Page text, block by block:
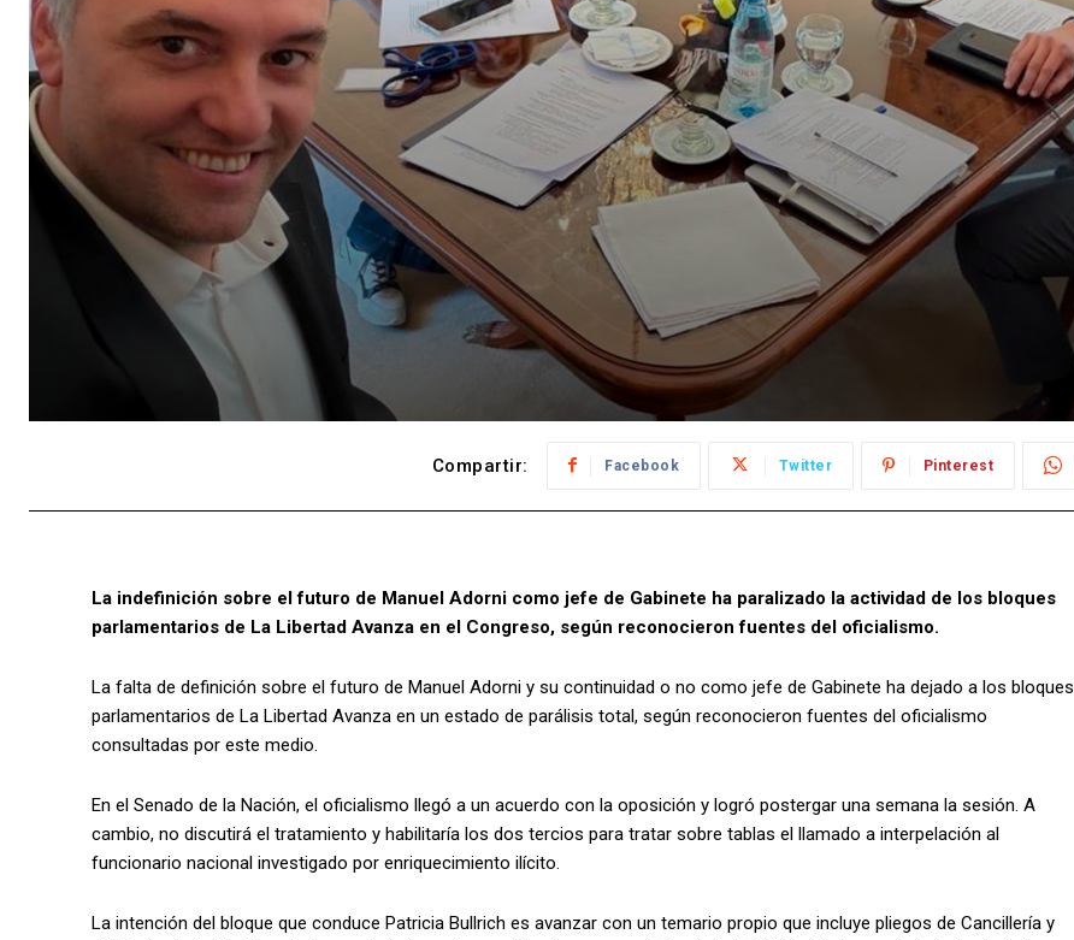
Compartir: Facebook Twitter Pinterest
La indefinición sobre el futuro de Manuel Adorni como jefe de Gabinete ha paralizado la actividad de los bloques
parlamentarios de La Libertad Avanza en el Congreso, según reconocieron fuentes del oficialismo.
La falta de definición sobre el futuro de Manuel Adorni y su continuidad o no como jefe de Gabinete ha dejado a los bloques
parlamentarios de La Libertad Avanza en un estado de parálisis total, según reconocieron fuentes del oficialismo
consultadas por este medio.
En el Senado de la Nación, el oficialismo llegó a un acuerdo con la oposición y logró postergar una semana la sesión. A
cambio, no discutirá el tratamiento y habilitaría los dos tercios para tratar sobre tablas el llamado a interpelación al
funcionario nacional investigado por enriquecimiento ilícito.
La intención del bloque que conduce Patricia Bullrich es avanzar con un temario propio que incluye pliegos de Cancillería y